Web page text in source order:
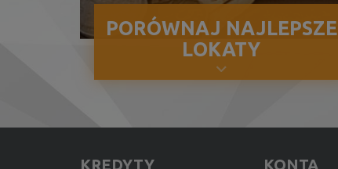
PORÓWNAJ NAJLEPSZE
LOKATY
KREDYTY KONTA